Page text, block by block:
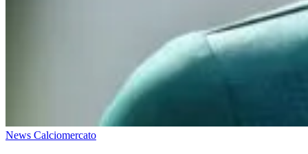
News Calciomercato